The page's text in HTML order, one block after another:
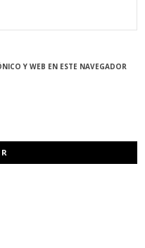
Y WEB EN ESTE NAVEGADOR